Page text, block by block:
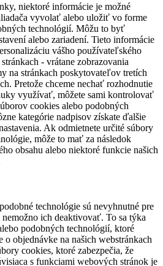
niektoré informácie je možné
vyvolať alebo uložiť vo forme
technológií. Môžu to byť
alebo zariadení. Tieto informácie
vášho používateľského
- vrátane zobrazovania
na stránkach poskytovateľov tretích
Pretože chceme nechať rozhodnutie
využívať, môžete sami kontrolovať
cookies alebo podobných
kategórie nadpisov získate ďalšie
Ak odmietnete určité súbory
môže to mať za následok
obsahu alebo niektoré funkcie našich
technológie sú nevyhnutné pre
ich deaktivovať. To sa týka
podobných technológií, ktoré
o objednávke na našich webstránkach
cookies, ktoré zabezpečia, že
s funkciami webových stránok je